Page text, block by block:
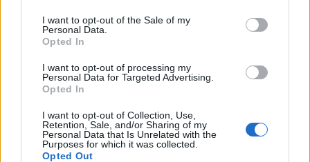
I want to opt-out of the Sale of my
Personal Data.
Opted In
I want to opt-out of processing my
Personal Data for Targeted Advertising.
Opted In
I want to opt-out of Collection, Use,
Retention, Sale, and/or Sharing of my
Personal Data that Is Unrelated with the
Purposes for which it was collected.
Opted Out
2
UUTISET